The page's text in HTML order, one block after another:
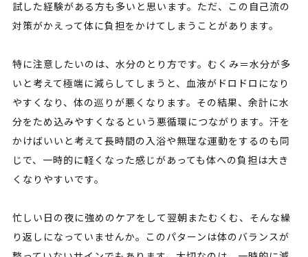
試した経験がある方も多いと思います。ただ、この自己流の
対策がかえって体に負担をかけてしまうことがあります。
特に注意したいのは、水分のとり方です。むくみ＝水分が多
いと考えて極端に減らしてしまうと、血液がドロドロになり
やすくなり、体の巡りが悪くなります。その結果、余計に水
分をため込みやすくなるという悪循環につながります。汗を
かけばいいと考えて長時間の入浴や無理な運動をするのも同
じで、一時的に軽くなった感じがあっても体への負担は大き
くなりやすいです。
忙しい日の夜に強めのケアをして翌朝またむくむ、そんな繰
り返しになっていませんか。このパターンは体のバランスが